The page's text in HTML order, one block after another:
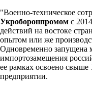
"Военно-техническое
Укроборонпромом с
действий на востоке
опытом или же
Одновременно запущена
импортозамещения
ее рамках освоено
предприятии.